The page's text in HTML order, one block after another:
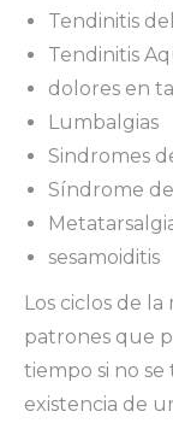
Tendinitis
Tendinitis
dolores en
Lumbalgias
Sindromes
Síndrome
sesamoiditis
Los ciclos de
patrones que
tiempo si no
existencia de